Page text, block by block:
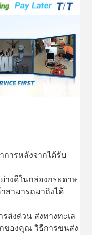
การหลังจากได้รับ
างดีในกล่องกระดาษ
สามารถมาถึงได้
ส่งด่วน ส่งทางทะเล
ของคุณ วิธีการขนส่ง